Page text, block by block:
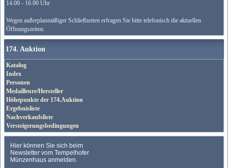
14.00 - 16.00 Uhr
Wegen außerplanmäßiger Schließzeiten erfragen Sie bitte telefonisch die aktuellen
Öffnungszeiten.
174. Auktion
Katalog
Index
Personen
Medailleure/Hersteller
Höhepunkte der 174.Auktion
Ergebnisliste
Nachverkaufsliste
Versteigerungsbedingungen